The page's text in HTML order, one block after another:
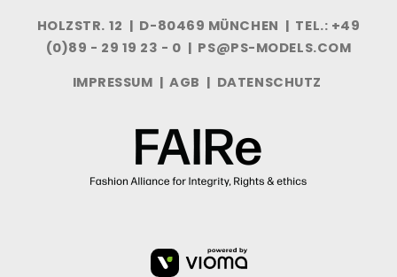
HOLZSTR. 12 | D-80469 MÜNCHEN | TEL.: +49
(0)89 - 29 19 23 - 0 | PS@PS-MODELS.COM
IMPRESSUM |AGB | DATENSCHUTZ
VIOMA